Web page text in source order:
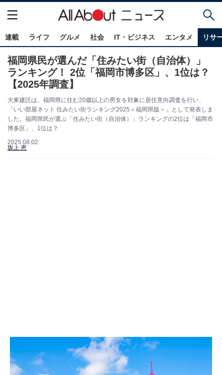
連載 ライフ グルメ 社会 IT・ビジネス エンタメ リサ
福岡県民が選んだ「住みたい街（自治体）」
ランキング！ 2位「福岡市博多区」、1位は？
【2025年調査】
大東建託は、福岡県に住む20歳以上の男女を対象に居住意向調査を行い、
「いい部屋ネット 住みたい街ランキング2025＜福岡県版＞」として発表しま
した。福岡県民が選ぶ「住みたい街（自治体）」ランキングの2位は「福岡市
博多区」、1位は？
2025.08.02
坂上 恵